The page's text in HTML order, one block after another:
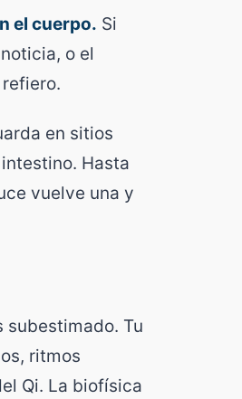
el cuerpo. Si
o el
en sitios
Hasta
vuelve una y
subestimado. Tu
ritmos
Qi. La biofísica